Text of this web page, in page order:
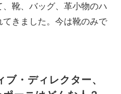
靴、バッグ、革小物のハ
きました。今は靴のみで
・ディレクター、